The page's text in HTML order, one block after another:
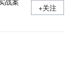
+关注